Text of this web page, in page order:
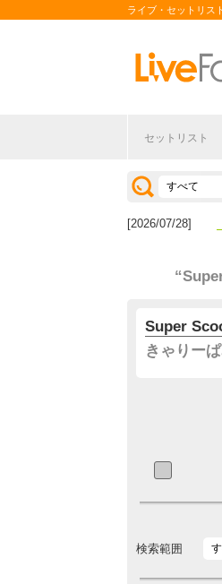
ライブ・セットリス
セットリスト
[2026/04/27]
[2026/07/28]
Super
きゃりー
検索範囲